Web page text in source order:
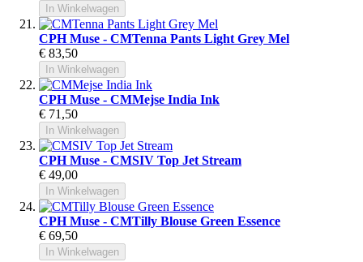
In Winkelwagen
CPH Muse - CMTenna Pants Light Grey Mel
€ 83,50
In Winkelwagen
CPH Muse - CMMejse India Ink
€ 71,50
In Winkelwagen
CPH Muse - CMSIV Top Jet Stream
€ 49,00
In Winkelwagen
CPH Muse - CMTilly Blouse Green Essence
€ 69,50
In Winkelwagen